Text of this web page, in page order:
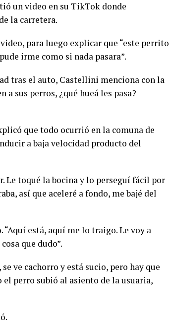
un video en su TikTok donde
la carretera.
para luego explicar que “este perrito
irme como si nada pasara”.
tras el auto, Castellini menciona con la
a sus perros, ¿qué hueá les pasa?
que todo ocurrió en la comuna de
a baja velocidad producto del
Le toqué la bocina y lo perseguí fácil por
así que aceleré a fondo, me bajé del
está, aquí me lo traigo. Le voy a
que dudo”.
ve cachorro y está sucio, pero hay que
el perro subió al asiento de la usuaria,